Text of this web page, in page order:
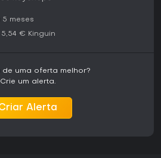
5 meses
5,54 € Kinguin
de uma oferta melhor?
Crie um alerta.
Alerta